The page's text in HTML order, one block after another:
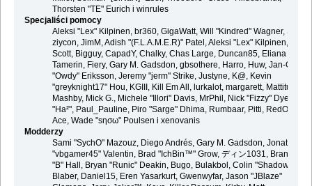
Thorsten "TE" Eurich i winrules
Specjaliści pomocy
Aleksi "Lex" Kilpinen, br360, GigaWatt, Will "Kindred" Wagner, Steve,
ziycon, JimM, Adish "(F.L.A.M.E.R)" Patel, Aleksi "Lex" Kilpinen, Ben
Scott, Bigguy, CapadY, Chalky, Chas Large, Duncan85, Eliana
Tamerin, Fiery, Gary M. Gadsdon, gbsothere, Harro, Huw, Jan-Olof
"Owdy" Eriksson, Jeremy "jerm" Strike, Justyne, K@, Kevin
"greyknight17" Hou, KGIII, Kill Em All, lurkalot, margarett, Mattitude,
Mashby, Mick G., Michele "Illori" Davis, MrPhil, Nick "Fizzy" Dyer, Nick
"Ha²", Paul_Pauline, Piro "Sarge" Dhima, Rumbaar, Pitti, RedOne, S-
Ace, Wade "sησω" Poulsen i xenovanis
Modderzy
Sami "SychO" Mazouz, Diego Andrés, Gary M. Gadsdon, Jonathan
"vbgamer45" Valentin, Brad "IchBin™" Grow, ディン1031, Brannon
"B" Hall, Bryan "Runic" Deakin, Bugo, Bulakbol, Colin "Shadow82x"
Blaber, Daniel15, Eren Yasarkurt, Gwenwyfar, Jason "JBlaze"